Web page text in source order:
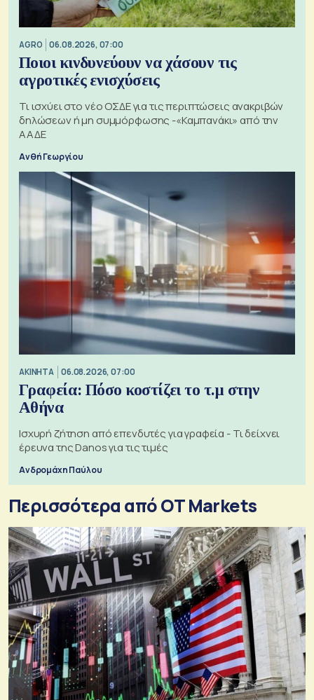
AGRO 06.08.2026, 07:00
Ποιοι κινδυνεύουν να χάσουν τις
αγροτικές ενισχύσεις
Τι ισχύει στο νέο ΟΣΔΕ για τις περιπτώσεις ανακριβών
δηλώσεων ή μη συμμόρφωσης -«Καμπανάκι» από την
ΑΑΔΕ
Ανθή Γεωργίου
ΑΚΙΝΗΤΑ 06.08.2026, 07:00
Γραφεία: Πόσο κοστίζει το τ.μ στην
Αθήνα
Ισχυρή ζήτηση από επενδυτές για γραφεία - Τι δείχνει
έρευνα της Danos για τις τιμές
Ανδρομάχη Παύλου
Περισσότερα από OT Markets